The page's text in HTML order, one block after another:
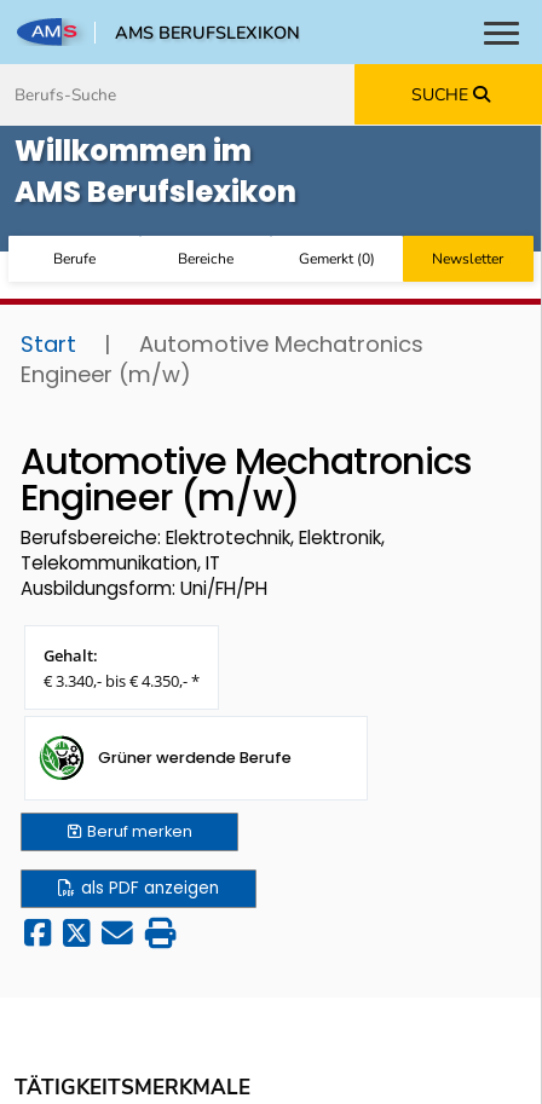
AMS BERUFSLEXIKON
SUCHE
Willkommen im
AMS Berufslexikon
Berufe Bereiche Gemerkt(0) Newsletter
Start |
Automotive Mechatronics
Engineer (m/w)
Automotive Mechatronics
Engineer (m/w)
Berufsbereiche: Elektrotechnik, Elektronik,
Telekommunikation, IT
Ausbildungsform: Uni/FH/PH
Gehalt:
€ 3.340,- bis € 4.350,- *
Grüner werdende Berufe
Berufmerken
als PDF anzeigen
TÄTIGKEITSMERKMALE